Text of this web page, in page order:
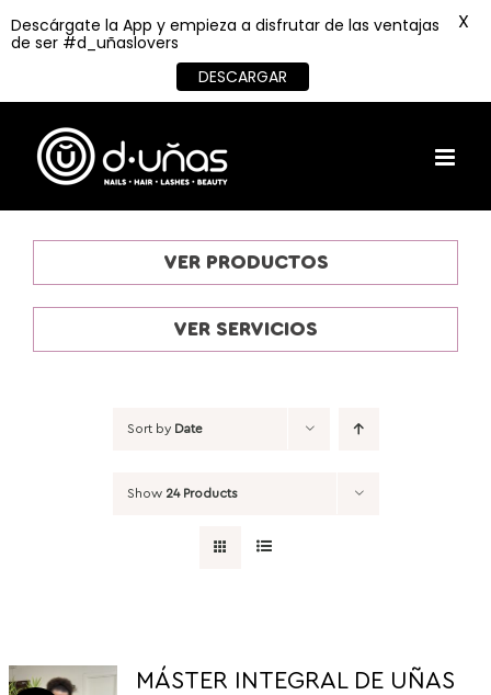
content
VER PRODUCTOS
VER SERVICIOS
Sort by Date
Show 24 Products
MÁSTER INTEGRAL DE UÑAS
Descárgate la App y empieza a disfrutar de las ventajas
de ser #d_uñaslovers
DESCARGAR
X